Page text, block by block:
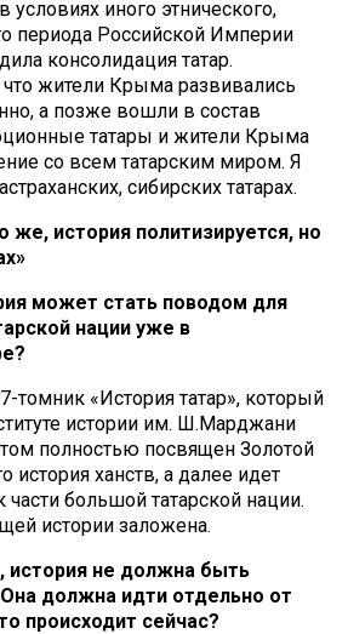
условиях иного этнического,
периода Российской Империи
консолидация татар.
жители Крыма развивались
а позже вошли в состав
татары и жители Крыма
со всем татарским миром. Я
сибирских татарах.
же, история политизируется, но
может стать поводом для
нации уже в
томник «История татар», который
истории им. Ш.Марджани
полностью посвящен Золотой
история ханств, а далее идет
части большой татарской нации.
истории заложена.
история не должна быть
должна идти отдельно от
происходит сейчас?